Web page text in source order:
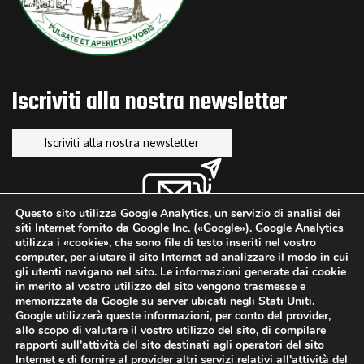
News
Bando Donne e Impresa
News
Voucher Digitalizzazione PMI: Programma FESR Lazio 2021-2027
LUGLIO 9, 2025
Iscriviti alla nostra newsletter
Iscriviti alla nostra newsletter
Copyright ©2013-2026. A.M. Informativa Cookie
Questo sito utilizza Google Analytics, un servizio di analisi dei
siti Internet fornito da Google Inc. («Google»). Google Analytics
utilizza i «cookie», che sono file di testo inseriti nel vostro
computer, per aiutare il sito Internet ad analizzare il modo in cui
gli utenti navigano nel sito. Le informazioni generate dai cookie
in merito al vostro utilizzo del sito vengono trasmesse e
memorizzate da Google su server ubicati negli Stati Uniti.
Google utilizzerà queste informazioni, per conto del provider,
allo scopo di valutare il vostro utilizzo del sito, di compilare
rapporti sull'attività del sito destinati agli operatori del sito
Internet e di fornire al provider altri servizi relativi all'attività del